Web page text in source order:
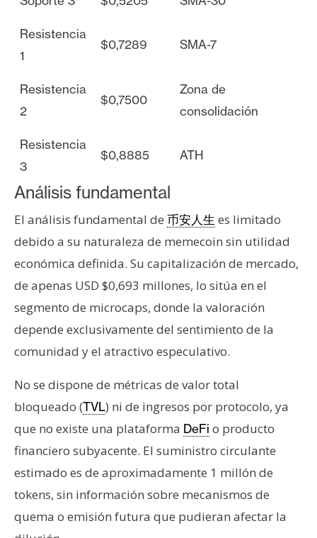
Resistencia
1
$0,7289 SMA-7
Resistencia
2
$0,7500
Zona de
consolidación
Resistencia
3
$0,8885 ATH
Análisis fundamental
El análisis fundamental de 币安人生 es limitado
debido a su naturaleza de memecoin sin utilidad
económica definida. Su capitalización de mercado,
de apenas USD $0,693 millones, lo sitúa en el
segmento de microcaps, donde la valoración
depende exclusivamente del sentimiento de la
comunidad y el atractivo especulativo.
No se dispone de métricas de valor total
bloqueado (TVL) ni de ingresos por protocolo, ya
que no existe una plataforma DeFi o producto
financiero subyacente. El suministro circulante
estimado es de aproximadamente 1 millón de
tokens, sin información sobre mecanismos de
quema o emisión futura que pudieran afectar la